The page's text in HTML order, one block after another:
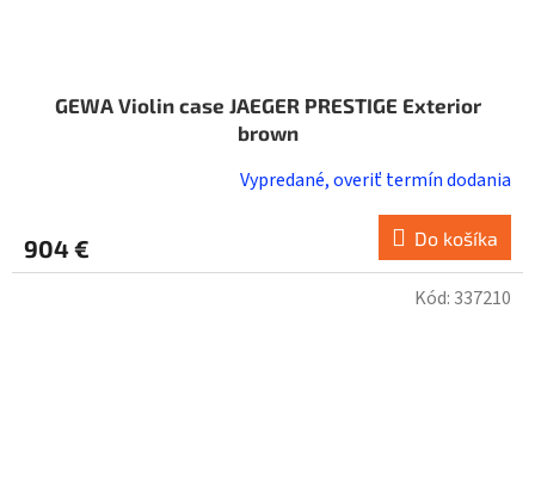
GEWA Violin case JAEGER PRESTIGE Exterior
brown
Vypredané, overiť termín dodania
904 € Do košíka
Kód: 337210